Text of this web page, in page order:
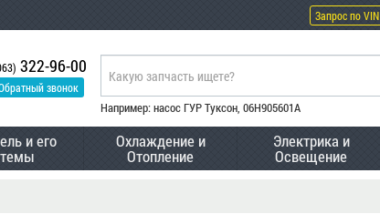
Запрос по VIN
322-96-00
звонок
Например: насос ГУР Туксон, 06H905601A
и его Охлаждение и
Отопление
Электрика и
Освещение